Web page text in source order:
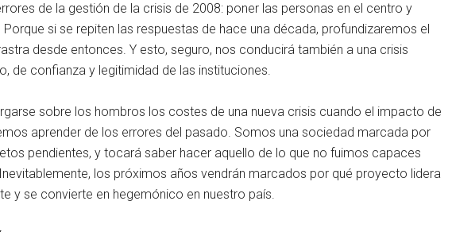
de la gestión de la crisis de 2008: poner las personas en el centro y
si se repiten las respuestas de hace una década, profundizaremos el
desde entonces. Y esto, seguro, nos conducirá también a una crisis
de confianza y legitimidad de las instituciones.
sobre los hombros los costes de una nueva crisis cuando el impacto de
aprender de los errores del pasado. Somos una sociedad marcada por
pendientes, y tocará saber hacer aquello de lo que no fuimos capaces
los próximos años vendrán marcados por qué proyecto lidera
y se convierte en hegemónico en nuestro país.